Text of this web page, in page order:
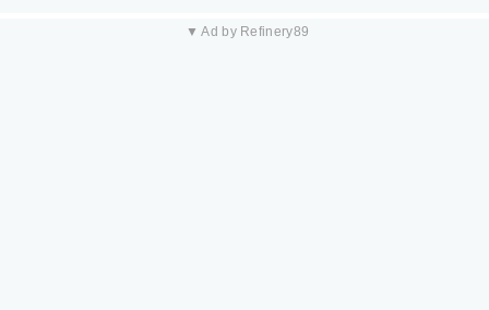
▼ Ad by Refinery89